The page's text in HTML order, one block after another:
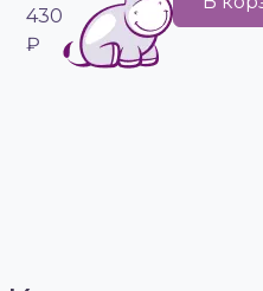
430
₽